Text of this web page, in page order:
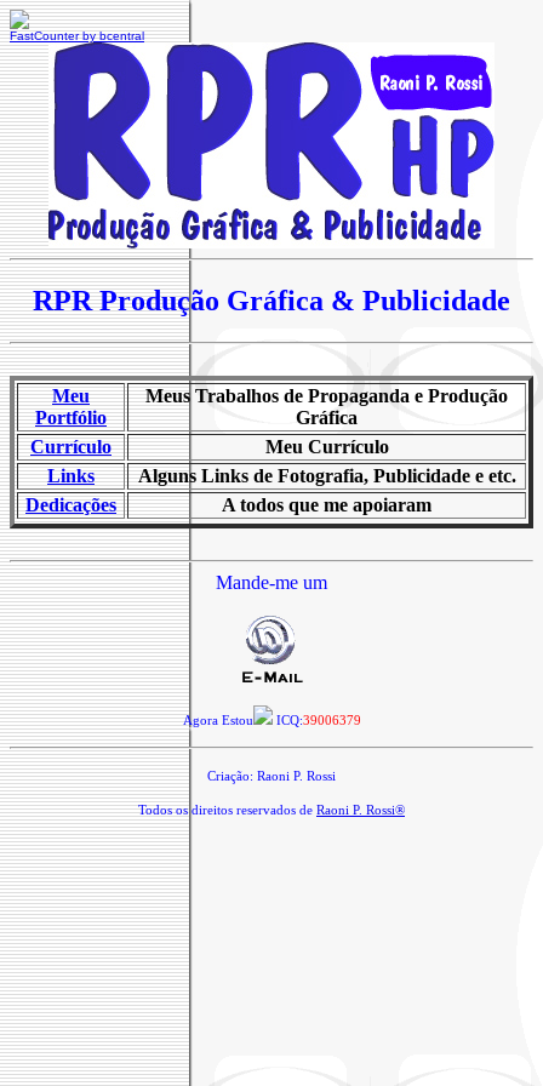
FastCounter by bcentral
RPR Produção Gráfica & Publicidade
Meu
Portfólio
Meus Trabalhos de Propaganda e Produção
Gráfica
Currículo
Meu Currículo
Links
Alguns Links de Fotografia, Publicidade e etc.
Dedicações
A todos que me apoiaram
Mande-me um
Agora Estou ICQ:39006379
Criação: Raoni P. Rossi
Todos os direitos reservados de Raoni P. Rossi®